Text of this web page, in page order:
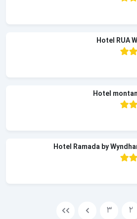
Hotel RUA
Hotel
Hotel Ramada by
2
3